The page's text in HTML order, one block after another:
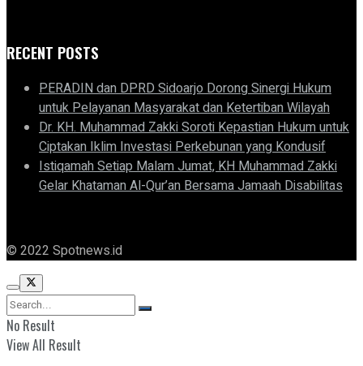
RECENT POSTS
PERADIN dan DPRD Sidoarjo Dorong Sinergi Hukum
untuk Pelayanan Masyarakat dan Ketertiban Wilayah
Dr. KH. Muhammad Zakki Soroti Kepastian Hukum untuk
Ciptakan Iklim Investasi Perkebunan yang Kondusif
Istiqamah Setiap Malam Jumat, KH Muhammad Zakki
Gelar Khataman Al-Qur’an Bersama Jamaah Disabilitas
© 2022 Spotnews.id
No Result
View All Result